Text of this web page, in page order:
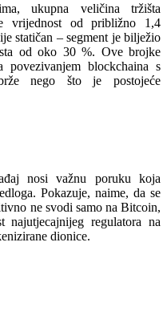
ukupna veličina tržišta
vrijednost od približno 1,4
statičan – segment je bilježio
od oko 30 %. Ove brojke
blockchaina s
nego što je postojeće
nosi važnu poruku koja
Pokazuje, naime, da se
ne svodi samo na Bitcoin,
najutjecajnijeg regulatora na
dionice.